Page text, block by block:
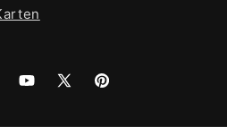
YouTube
X
Pinterest